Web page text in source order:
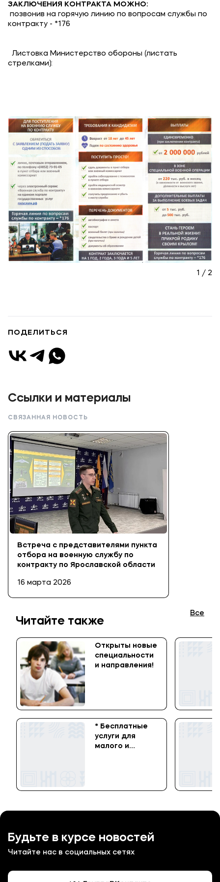
ЗАКЛЮЧЕНИЯ КОНТРАКТА МОЖНО:
позвонив на горячую линию по вопросам службы по
контракту - *176
Листовка Министерство обороны (листать
стрелками):
1 / 2
ПОДЕЛИТЬСЯ
Ссылки и материалы
СВЯЗАННАЯ НОВОСТЬ
Встреча с представителями пункта
отбора на военную службу по
контракту по Ярославской области
16 марта 2026
Читайте также
Все
Открыты новые
специальности
и направления!
* Бесплатные
услуги для
малого и
Будьте в курсе новостей
Читайте нас в социальных сетях